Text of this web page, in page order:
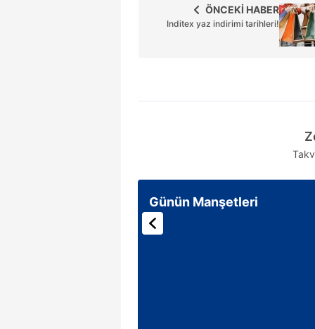
ÖNCEKİ HABER
Inditex yaz indirimi tarihleri!
Günün Manşetleri